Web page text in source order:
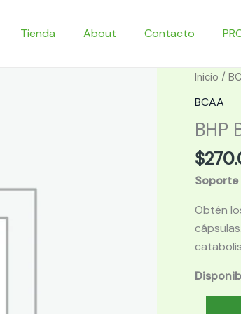
Tienda About Contacto
Inicio /
BCAA
BHP
$
Soporte
Obtén